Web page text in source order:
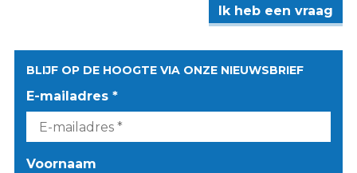
Ik heb een vraag
BLIJF OP DE HOOGTE VIA ONZE NIEUWSBRIEF
E-mailadres *
Voornaam